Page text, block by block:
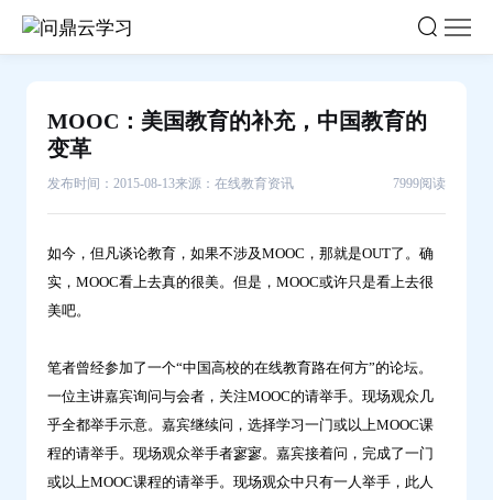
MOOC：
MOOC：美国教育的补充，中国教育的
变革
发布时间：2015-08-13来源：在线教育资讯 7999阅读
如今，但凡谈论教育，如果不涉及MOOC，那就是OUT了。确
实，MOOC看上去真的很美。但是，MOOC或许只是看上去很
美吧。
笔者曾经参加了一个“中国高校的在线教育路在何方”的论坛。
一位主讲嘉宾询问与会者，关注MOOC的请举手。现场观众几
乎全都举手示意。嘉宾继续问，选择学习一门或以上MOOC课
程的请举手。现场观众举手者寥寥。嘉宾接着问，完成了一门
或以上MOOC课程的请举手。现场观众中只有一人举手，此人